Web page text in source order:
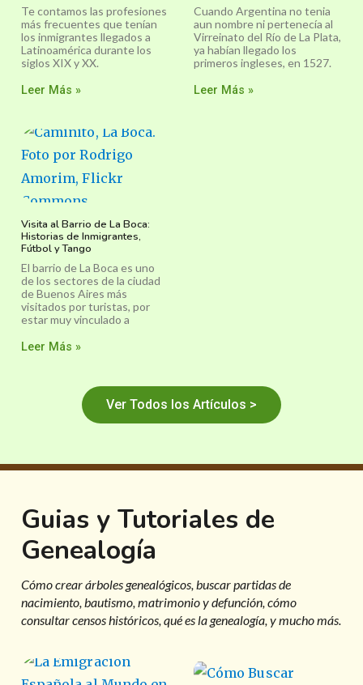
Te contamos las profesiones
más frecuentes que tenían
los inmigrantes llegados a
Latinoamérica durante los
siglos XIX y XX.
Leer Más »
Cuando Argentina no tenia
aun nombre ni pertenecía al
Virreinato del Río de La Plata,
ya habían llegado los
primeros ingleses, en 1527.
Leer Más »
Visita al Barrio de La Boca:
Historias de Inmigrantes,
Fútbol y Tango
El barrio de La Boca es uno
de los sectores de la ciudad
de Buenos Aires más
visitados por turistas, por
estar muy vinculado a
Leer Más »
Ver Todos los Artículos >
Guias y Tutoriales de
Genealogía
Cómo crear árboles genealógicos, buscar partidas de
nacimiento, bautismo, matrimonio y defunción, cómo
consultar censos históricos, qué es la genealogía, y mucho más.